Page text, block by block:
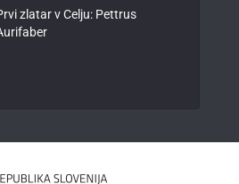
zlatar v Celju: Pettrus